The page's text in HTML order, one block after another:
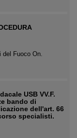
del Fuoco On.
USB VV.F.
bando di
dell'art. 66
specialisti.